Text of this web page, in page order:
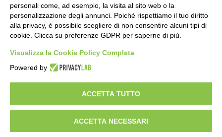
Prodotti
InterniSmalti per Interni/EsterniEsterni
Dichiarazioni CamChi siamoAcademySostenibilità
Lavora con noi
Link Utili
© Copyright 2026. OIKOS PAINT S.R.L.
Sede legale in Gatteo (FC), Via Cherubini n. 2 - Cap. Soc.euro
iscrizione al Registro delle imprese di Forlì-Cesena: REA FO -
446356
personali come, ad esempio, la visita al sito web o la
personalizzazione degli annunci. Poiché rispettiamo il tuo diritto
alla privacy, è possibile scegliere di non consentire alcuni tipi di
cookie. Clicca su preferenze GDPR per saperne di più.
Visualizza la Cookie Policy Completa
Powered by
ACCETTA TUTTO
ACCETTA NECESSARI